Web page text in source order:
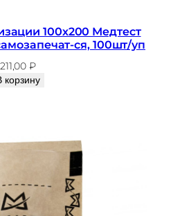
100х200 Медтест
ся, 100шт/уп
211,00₽
корзину